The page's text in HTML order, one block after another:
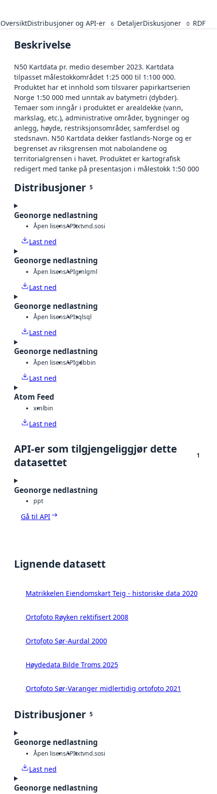
OversiktDistribusjoner og API-er 6 DetaljerDiskusjoner 0 RDF
Beskrivelse
N50 Kartdata pr. medio desember 2023. Kartdata
tilpasset målestokkområdet 1:25 000 til 1:100 000.
Produktet har et innhold som tilsvarer papirkartserien
Norge 1:50 000 med unntak av batymetri (dybder).
Temaer som inngår i produktet er arealdekke (vann,
markslag, etc.), administrative områder, bygninger og
anlegg, høyde, restriksjonsområder, samferdsel og
stedsnavn. N50 Kartdata dekker fastlands-Norge og er
begrenset av riksgrensen mot nabolandene og
territorialgrensen i havet. Produktet er kartografisk
redigert med tanke på presentasjon i målestokk 1:50 000
Distribusjoner 5
Geonorge nedlastning
Åpen lisensAPItxtvnd.sosi
Last ned
Geonorge nedlastning
Åpen lisensAPIgmlgml
Last ned
Geonorge nedlastning
Åpen lisensAPIsqlsql
Last ned
Geonorge nedlastning
Åpen lisensAPIgdbbin
Last ned
Atom Feed
xmlbin
Last ned
API-er som tilgjengeliggjør dette
datasettet
1
Geonorge nedlastning
ppt
Gå til API
Lignende datasett
Matrikkelen Eiendomskart Teig - historiske data 2020
Ortofoto Røyken rektifisert 2008
Ortofoto Sør-Aurdal 2000
Høydedata Bilde Troms 2025
Ortofoto Sør-Varanger midlertidig ortofoto 2021
Distribusjoner 5
Geonorge nedlastning
Åpen lisensAPItxtvnd.sosi
Last ned
Geonorge nedlastning